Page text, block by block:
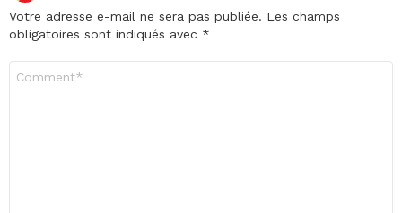
Votre adresse e-mail ne sera pas publiée. Les champs
obligatoires sont indiqués avec *